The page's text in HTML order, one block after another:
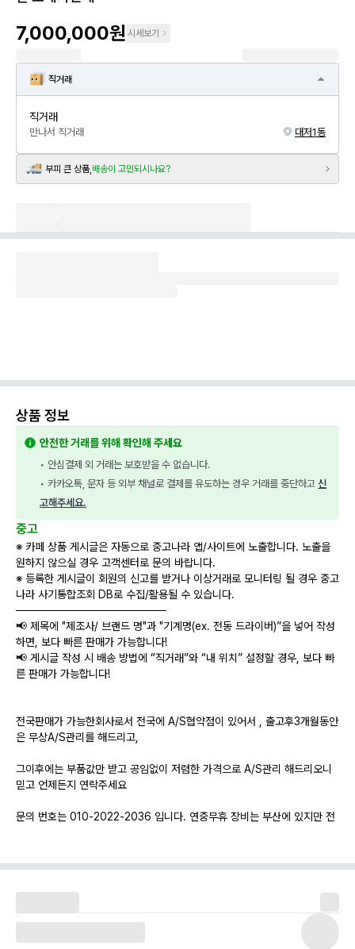
7,000,000원 시세보기
직거래
직거래
만나서 직거래 대저1동
부피 큰 상품, 배송이 고민되시나요?
상품 정보
안전한 거래를 위해 확인해 주세요
• 안심결제 외 거래는 보호받을 수 없습니다.
• 카카오톡, 문자 등 외부 채널로 결제를 유도하는 경우 거래를 중단하고 신
고해주세요.
중고
※ 카페 상품 게시글은 자동으로 중고나라 앱/사이트에 노출합니다. 노출을
원하지 않으실 경우 고객센터로 문의 바랍니다.
※ 등록한 게시글이 회원의 신고를 받거나 이상거래로 모니터링 될 경우 중고
나라 사기통합조회 DB로 수집/활용될 수 있습니다.
───────────────────
📢 제목에 "제조사/ 브랜드 명"과 "기계명(ex. 전동 드라이버)”을 넣어 작성
하면, 보다 빠른 판매가 가능합니다!
📢 게시글 작성 시 배송 방법에 “직거래”와 “내 위치” 설정할 경우, 보다 빠
른 판매가 가능합니다!
전국판매가 가능한회사로서 전국에 A/S협약점이 있어서 , 출고후3개월동안
은 무상A/S관리를 해드리고,
그이후에는 부품값만 받고 공임없이 저렴한 가격으로 A/S관리 해드리오니
믿고 언제든지 연락주세요
문의 번호는 010-2022-2036 입니다. 연중무휴 장비는 부산에 있지만 전
각지역에 A/S협약점이 있어서 수리걱정하실 필요없어요.
@장비의상세설명@